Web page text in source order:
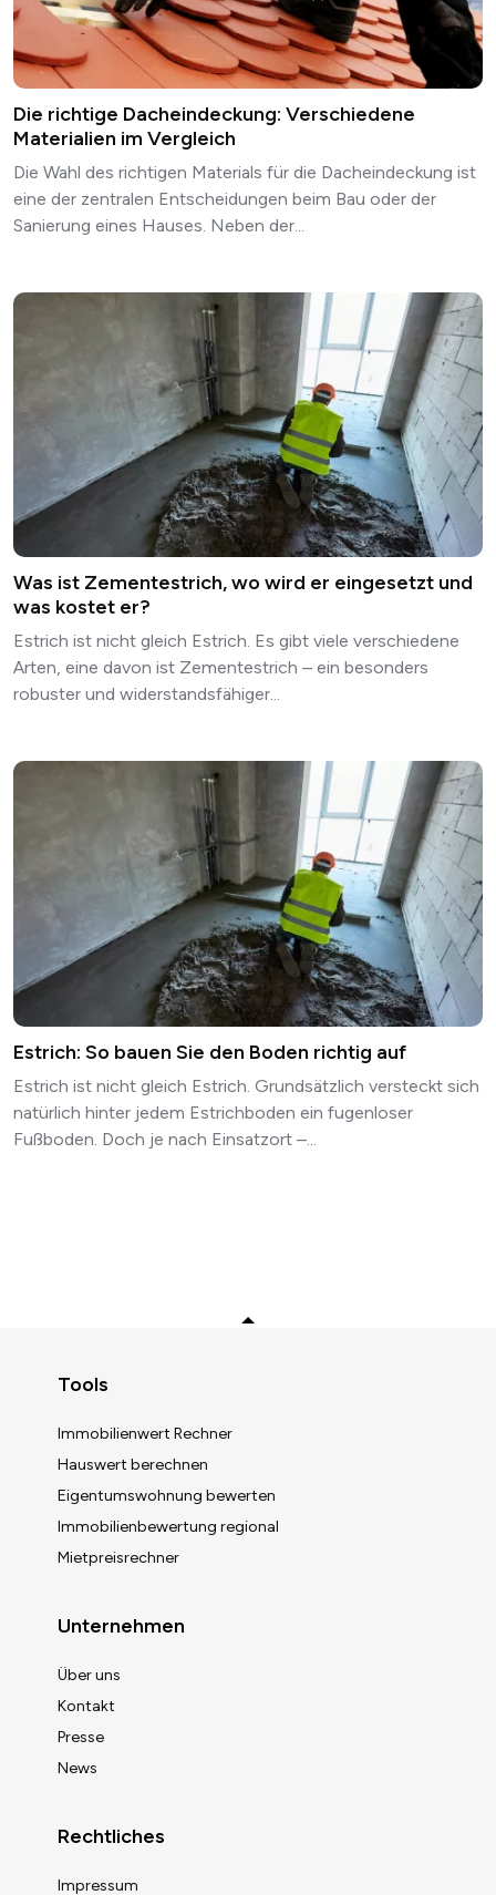
Die richtige Dacheindeckung: Verschiedene
Materialien im Vergleich
Die Wahl des richtigen Materials für die Dacheindeckung ist
eine der zentralen Entscheidungen beim Bau oder der
Sanierung eines Hauses. Neben der...
Was ist Zementestrich, wo wird er eingesetzt und
was kostet er?
Estrich ist nicht gleich Estrich. Es gibt viele verschiedene
Arten, eine davon ist Zementestrich – ein besonders
robuster und widerstandsfähiger...
Estrich: So bauen Sie den Boden richtig auf
Estrich ist nicht gleich Estrich. Grundsätzlich versteckt sich
natürlich hinter jedem Estrichboden ein fugenloser
Fußboden. Doch je nach Einsatzort –...
Tools
Immobilienwert Rechner
Hauswert berechnen
Eigentumswohnung bewerten
Immobilienbewertung regional
Mietpreisrechner
Unternehmen
Über uns
Kontakt
Presse
News
Rechtliches
Impressum